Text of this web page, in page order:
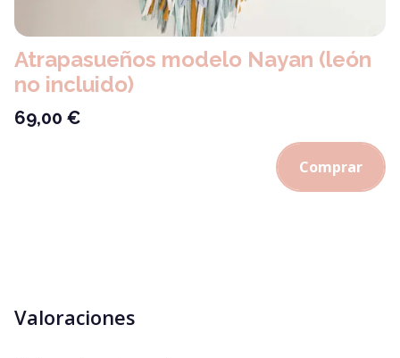
Atrapasueños modelo Nayan (león
no incluido)
69,00 €
Comprar
Valoraciones